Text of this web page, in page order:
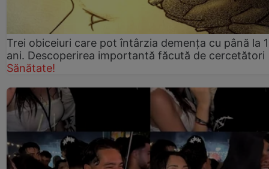
Trei obiceiuri care pot întârzia demența cu până la
ani. Descoperirea importantă făcută de cercetători
Sănătate!